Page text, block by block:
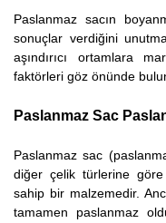
Paslanmaz sacın
sonuçlar verdiğini
aşındırıcı ortamlara
faktörleri göz önünde
Paslanmaz Sac
Paslanmaz sac
diğer çelik türlerine
sahip bir malzemedir.
tamamen paslanmaz